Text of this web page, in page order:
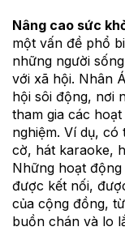
Nâng cao sức
một vấn đề phổ
những người
với xã hội. Nhân
hội sôi động, nơi
tham gia các
nghiệm. Ví dụ,
cờ, hát karaoke,
Những hoạt
được kết nối,
của cộng đồng,
buồn chán và lo